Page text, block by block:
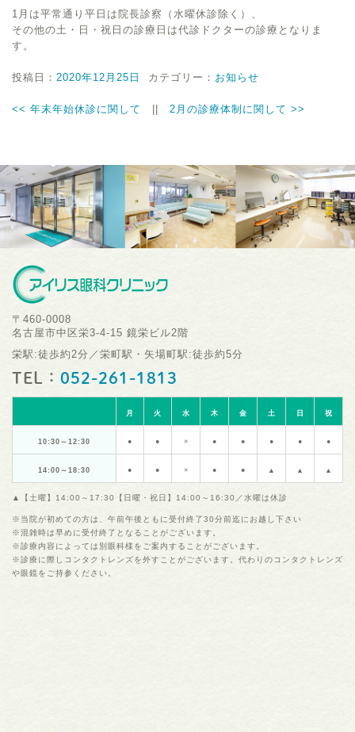
1月は平常通り平日は院長診察（水曜休診除く）、
その他の土・日・祝日の診療日は代診ドクターの診療となりま
す。
投稿日： 2020年12月25日 カテゴリー： お知らせ
<< 年末年始休診に関して 2月の診療体制に関して >>
〒460-0008
名古屋市中区栄3-4-15 鏡栄ビル2階
栄駅:徒歩約2分／栄町駅・矢場町駅:徒歩約5分
TEL： 052-261-1813
月 火 水 木 金 土 日 祝
10:30～12:30 ● ● × ● ● ● ● ●
14:00～18:30 ● ● × ● ● ▲ ▲ ▲
▲【土曜】14:00～17:30【日曜・祝日】14:00～16:30／水曜は休診
※当院が初めての方は、午前午後ともに受付終了30分前迄にお越し下さい
※混雑時は早めに受付終了となることがございます。
※診療内容によっては別眼科様をご案内することがございます。
※診療に際しコンタクトレンズを外すことがございます。代わりのコンタクトレンズ
や眼鏡をご持参ください。